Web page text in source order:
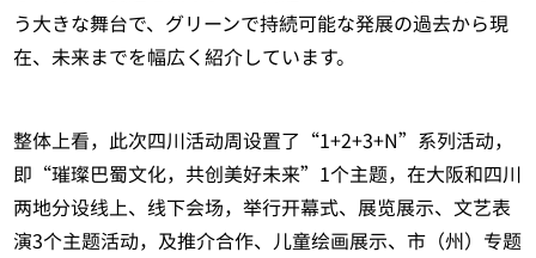
う大きな舞台で、グリーンで持続可能な発展の過去から現
在、未来までを幅広く紹介しています。
整体上看，此次四川活动周设置了“1+2+3+N”系列活动，
即“璀璨巴蜀文化，共创美好未来”1个主题，在大阪和四川
两地分设线上、线下会场，举行开幕式、展览展示、文艺表
演3个主题活动，及推介合作、儿童绘画展示、市（州）专题